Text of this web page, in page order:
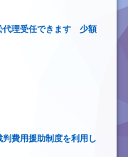
代理受任できます 少額
判費用援助制度を利用し